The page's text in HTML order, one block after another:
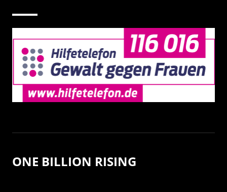
ONE BILLION RISING